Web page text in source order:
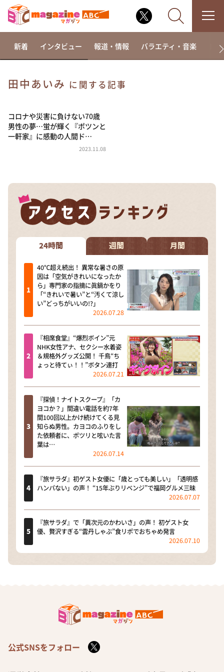
相席食堂
これ余談なんですけど・・・
～人生密着トークバラエティ！～ やすとものいたっ
河合＆A.B.C-Z塚田×福井アナ「なんでやねん！？」
（news おかえり）
DAIGOも台所 ～きょうの献立 何にする？～
本日はダイアンなり！シーズン２
朝だ！生です旅サラダ
教えて！ニュースライブ 正義のミカタ
ＬＩＦＥ～夢のカタチ～
新婚さんいらっしゃい！
ポツンと一軒家
ザキ山小屋本館
ぺこぱのまるスポ
新着 インタビュー 報道・情報 バラエティ・音楽 ド
田中あいみ に関する記事
コロナや災害に負けない70歳
男性の夢…蛍が輝く『ポツンと
一軒家』に感動の人間ド…
2023.11.08
24時間 週間 月間
40℃超え続出！ 異常な暑さの原
因は「空気がきれいになったか
ら」専門家の指摘に眞鍋かをり
「“きれいで暑い”と“汚くて涼し
い”どっちがいいの!?」
2026.07.28
『相席食堂』“爆烈ボイン”元
NHK女性アナ、セクシー水着姿
＆規格外グッズ公開！ 千鳥“ち
ょっと待てぃ！！”ボタン連打
2026.07.21
『探偵！ナイトスクープ』「カ
ヨコか？」間違い電話を約7年
間100回以上かけ続けてくる見
知らぬ男性。カヨコのふりをし
た依頼者に、ポツリと呟いた言
葉は…
2026.07.14
『旅サラダ』初ゲスト女優に「歳とっても美しい」「透明感
ハンパない」の声！ “15年ぶりリベンジ”で福岡グルメ三昧
2026.07.07
『旅サラダ』で「異次元のかわいさ」の声！ 初ゲスト女
優、贅沢すぎる“雲丹しゃぶ”食リポでおちゃめ発言
2026.07.10
公式SNSをフォロー